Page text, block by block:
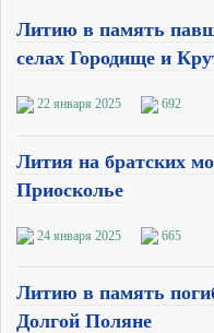
Литию в память
селах Городище и
22 января 2025 692
Лития на братских
Приосколье
24 января 2025 665
Литию в память
Долгой Поляне